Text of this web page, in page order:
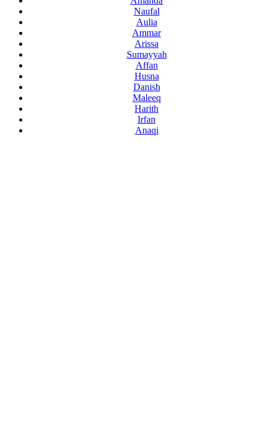
Naufal
Aulia
Ammar
Arissa
Sumayyah
Affan
Husna
Danish
Maleeq
Harith
Irfan
Anaqi